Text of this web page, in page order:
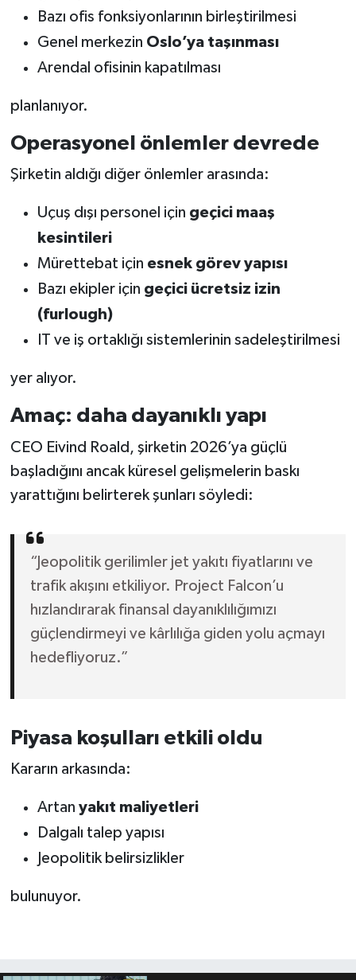
Bazı ofis fonksiyonlarının birleştirilmesi
Genel merkezin Oslo’ya taşınması
Arendal ofisinin kapatılması
planlanıyor.
Operasyonel önlemler devrede
Şirketin aldığı diğer önlemler arasında:
Uçuş dışı personel için geçici maaş
kesintileri
Mürettebat için esnek görev yapısı
Bazı ekipler için geçici ücretsiz izin
(furlough)
IT ve iş ortaklığı sistemlerinin sadeleştirilmesi
yer alıyor.
Amaç: daha dayanıklı yapı
CEO Eivind Roald, şirketin 2026’ya güçlü
başladığını ancak küresel gelişmelerin baskı
yarattığını belirterek şunları söyledi:
“Jeopolitik gerilimler jet yakıtı fiyatlarını ve
trafik akışını etkiliyor. Project Falcon’u
hızlandırarak finansal dayanıklılığımızı
güçlendirmeyi ve kârlılığa giden yolu açmayı
hedefliyoruz.”
Piyasa koşulları etkili oldu
Kararın arkasında:
Artan yakıt maliyetleri
Dalgalı talep yapısı
Jeopolitik belirsizlikler
bulunuyor.